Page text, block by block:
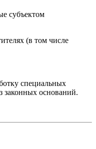
субъектом
(в том числе
специальных
законных оснований.